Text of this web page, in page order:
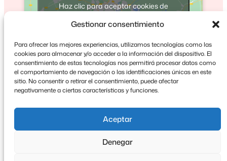
Gestionar consentimiento
Para ofrecer las mejores experiencias, utilizamos tecnologías como las
cookies para almacenar y/o acceder a la información del dispositivo. El
consentimiento de estas tecnologías nos permitirá procesar datos como
el comportamiento de navegación o las identificaciones únicas en este
sitio. No consentir o retirar el consentimiento, puede afectar
negativamente a ciertas características y funciones.
Aceptar
Denegar
Haz clic para aceptar cookies de